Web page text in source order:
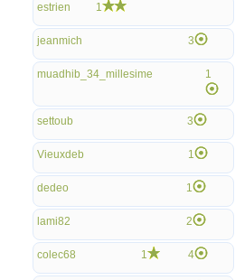
estrien 1
jeanmich 3
muadhib_34_millesime 1
settoub 3
Vieuxdeb 1
dedeo 1
lami82 2
colec68 1 4